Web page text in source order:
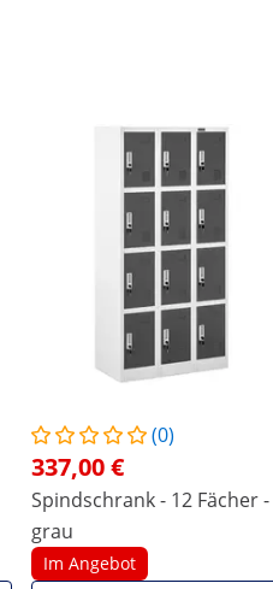
(0)
337,00 €
Spindschrank - 12 Fächer -
grau
Im Angebot